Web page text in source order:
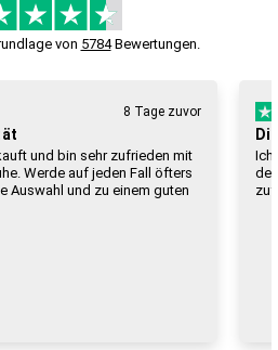
von 5784Bewertungen.
10 Tage zuvor
seit einiger Zeit ein und bin mit
Kleidung und Schuhe immer sehr
einer meiner Favoriten!